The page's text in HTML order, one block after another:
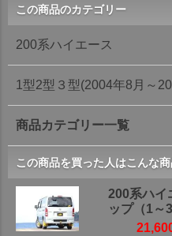
この商品のカテゴリー
200系ハイエース
1型2型３型(2004年8月～
商品カテゴリー一覧
この商品を買った人はこんな
200系ハイ
ップ（1～3